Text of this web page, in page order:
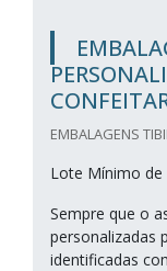
EMBALAGENS
Lote Mínimo de
Sempre que o
personalizadas
identificadas